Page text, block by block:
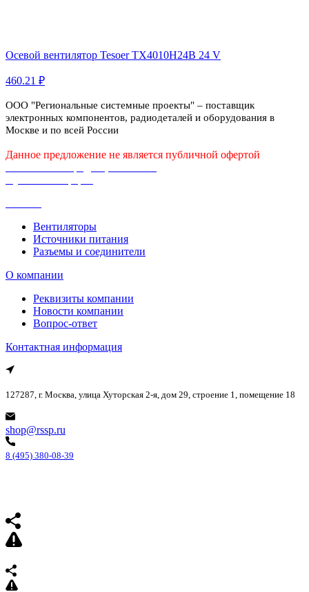
Осевой вентилятор Tesoer TX4010H24B 24 V
460.21 ₽
ООО "Региональные системные проекты" – поставщик
электронных компонентов, радиодеталей и оборудования в
Москве и по всей России
Данное предложение не является публичной офертой
Вентиляторы
Источники питания
Разъемы и соединители
О компании
Реквизиты компании
Новости компании
Вопрос-ответ
Контактная информация
127287, г. Москва, улица Хуторская 2-я, дом 29, строение 1, помещение 18
shop@rssp.ru
8 (495) 380-08-39